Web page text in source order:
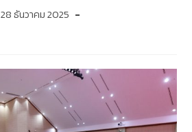
28 ธันวาคม 2025